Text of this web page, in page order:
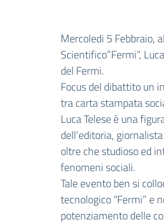
Mercoledi 5 Febbraio,
Scientifico”Fermi”,
del Fermi.
Focus del dibattito un
tra carta stampata
Luca Telese è una
dell’editoria,
oltre che studioso ed
fenomeni sociali.
Tale evento ben si
tecnologico “Fermi” e
potenziamento delle